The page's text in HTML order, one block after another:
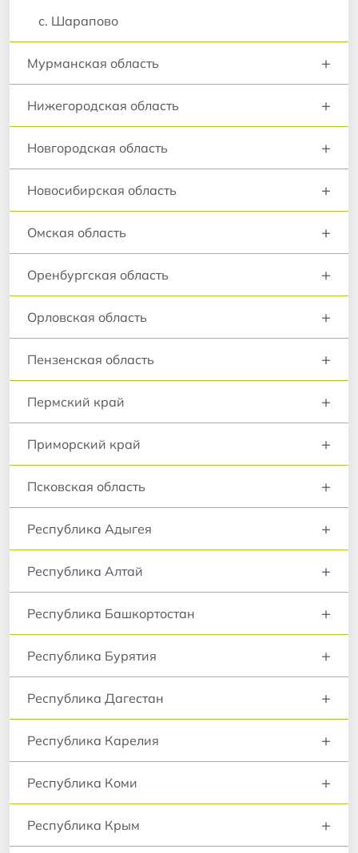
с. Шарапово
Мурманская область +
Нижегородская область +
Новгородская область +
Новосибирская область +
Омская область +
Оренбургская область +
Орловская область +
Пензенская область +
Пермский край +
Приморский край +
Псковская область +
Республика Адыгея +
Республика Алтай +
Республика Башкортостан +
Республика Бурятия +
Республика Дагестан +
Республика Карелия +
Республика Коми +
Республика Крым +